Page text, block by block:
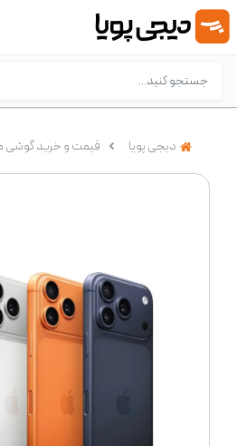
دیجی پویا قیمت و خرید گوشی